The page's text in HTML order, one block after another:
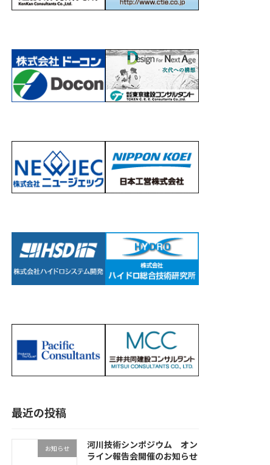
最近の投稿
お知らせ
河川技術シンポジウム オン
ライン報告会開催のお知らせ